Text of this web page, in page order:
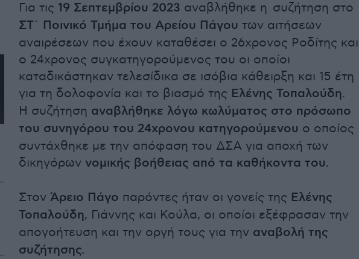
Για τις 19 Σεπτεμβρίου 2023 αναβλήθηκε η συζήτηση στο
ΣΤ´ Ποινικό Τμήμα του Αρείου Πάγου των αιτήσεων
αναιρέσεων που έχουν καταθέσει ο 26χρονος Ροδίτης και
ο 24χρονος συγκατηγορούμενος του οι οποίοι
καταδικάστηκαν τελεσίδικα σε ισόβια κάθειρξη και 15 έτη
για τη δολοφονία και το βιασμό της Ελένης Τοπαλούδη.
Η συζήτηση αναβλήθηκε λόγω κωλύματος στο πρόσωπο
του συνηγόρου του 24χρονου κατηγορούμενου ο οποίος
συντάχθηκε με την απόφαση του ΔΣΑ για αποχή των
δικηγόρων νομικής βοήθειας από τα καθήκοντα του.
Στον Άρειο Πάγο παρόντες ήταν οι γονείς της Ελένης
Τοπαλούδη, Γιάννης και Κούλα, οι οποίοι εξέφρασαν την
απογοήτευση και την οργή τους για την αναβολή της
συζήτησης.